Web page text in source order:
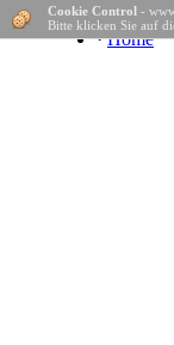
· Home
Cookie Control -
Bitte klicken Sie auf